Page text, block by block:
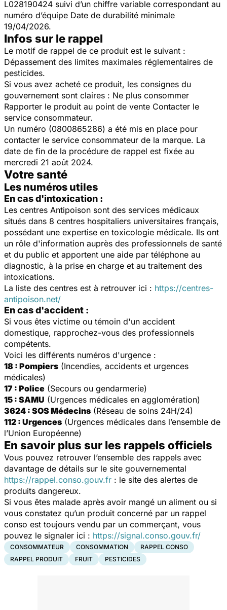
L028190424 suivi d’un chiffre variable correspondant au
numéro d’équipe Date de durabilité minimale
19/04/2026.
Infos sur le rappel
Le motif de rappel de ce produit est le suivant :
Dépassement des limites maximales réglementaires de
pesticides.
Si vous avez acheté ce produit, les consignes du
gouvernement sont claires : Ne plus consommer
Rapporter le produit au point de vente Contacter le
service consommateur.
Un numéro (0800865286) a été mis en place pour
contacter le service consommateur de la marque. La
date de fin de la procédure de rappel est fixée au
mercredi 21 août 2024.
Votre santé
Les numéros utiles
En cas d'intoxication :
Les centres Antipoison sont des services médicaux
situés dans 8 centres hospitaliers universitaires français,
possédant une expertise en toxicologie médicale. Ils ont
un rôle d'information auprès des professionnels de santé
et du public et apportent une aide par téléphone au
diagnostic, à la prise en charge et au traitement des
intoxications.
La liste des centres est à retrouver ici : https://centres-
antipoison.net/
En cas d'accident :
Si vous êtes victime ou témoin d'un accident
domestique, rapprochez-vous des professionnels
compétents.
Voici les différents numéros d'urgence :
18 : Pompiers (Incendies, accidents et urgences
médicales)
17 : Police (Secours ou gendarmerie)
15 : SAMU (Urgences médicales en agglomération)
3624 : SOS Médecins (Réseau de soins 24H/24)
112 : Urgences (Urgences médicales dans l’ensemble de
l’Union Européenne)
En savoir plus sur les rappels officiels
Vous pouvez retrouver l’ensemble des rappels avec
davantage de détails sur le site gouvernemental
https://rappel.conso.gouv.fr : le site des alertes de
produits dangereux.
Si vous êtes malade après avoir mangé un aliment ou si
vous constatez qu’un produit concerné par un rappel
conso est toujours vendu par un commerçant, vous
pouvez le signaler ici : https://signal.conso.gouv.fr/
CONSOMMATEUR CONSOMMATION
RAPPEL CONSO
RAPPEL PRODUIT
FRUIT PESTICIDES